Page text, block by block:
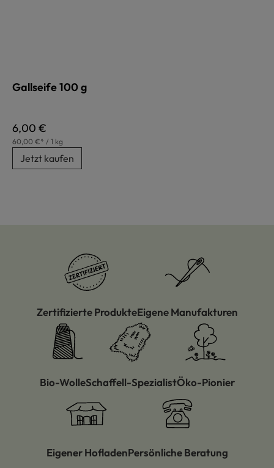
Gallseife 100 g
Regulärer Preis:
6,00 €
60,00 €* / 1 kg
Jetzt kaufen
Zertifizierte ProdukteEigene Manufakturen
Bio-WolleSchaffell-SpezialistÖko-Pionier
Eigener HofladenPersönliche Beratung